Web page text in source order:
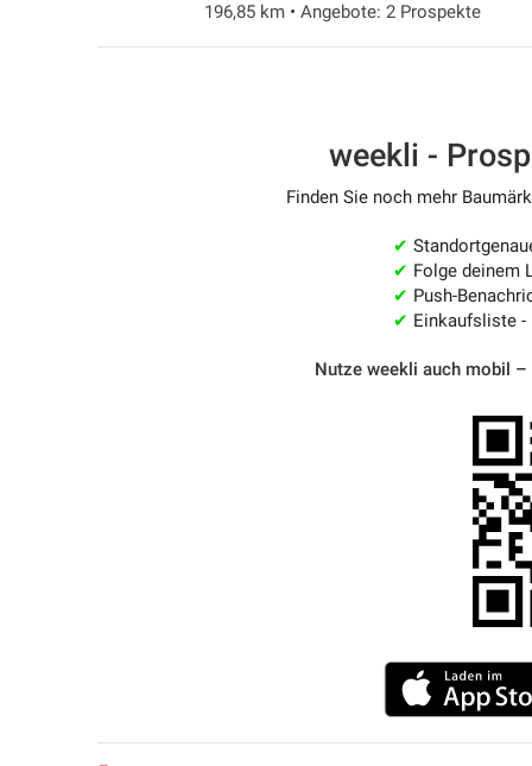
196,85 km • Angebote: 2 Prospekte
weekli -
Finden Sie noch mehr
✔
✔ Folge deinem
✔ Push-
✔ Einkaufsliste -
Nutze weekli auch mobil –